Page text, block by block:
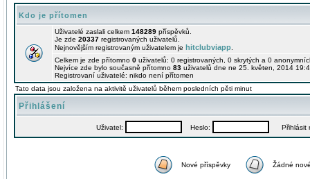
Kdo je přítomen
Uživatelé zaslali celkem 148289 příspěvků.
Je zde 20337 registrovaných uživatelů.
Nejnovějším registrovaným uživatelem je hitclubviapp
Celkem je zde přítomno 0 uživatelů: 0 registrovaných, 0 skrytých a 0
Nejvíce zde bylo současně přítomno 83 uživatelů dne ne 25. květen, 2014
Registrovaní uživatelé: nikdo není přítomen
Tato data jsou založena na aktivitě uživatelů během posledních pěti minut
Přihlášení
Uživatel: Heslo: Přihlásit
Nové příspěvky Žádné